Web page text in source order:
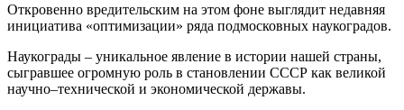
Откровенно вредительским на этом фоне выглядит недавняя
инициатива «оптимизации» ряда подмосковных наукоградов.
Наукограды – уникальное явление в истории нашей страны,
сыгравшее огромную роль в становлении СССР как великой
научно–технической и экономической державы.